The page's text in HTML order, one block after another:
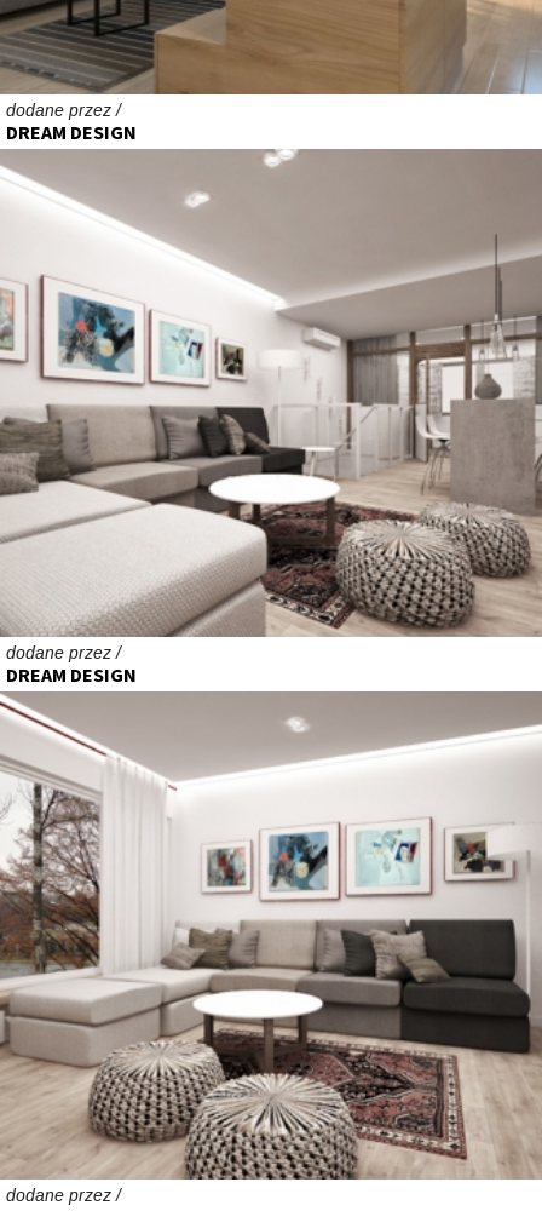
dodane przez /
DREAM DESIGN
dodane przez /
DREAM DESIGN
dodane przez /